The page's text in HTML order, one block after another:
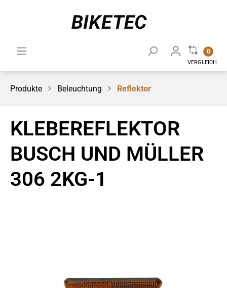
0
VERGLEICH
Produkte Beleuchtung Reflektor
KLEBEREFLEKTOR
BUSCH UND MÜLLER
306 2KG-1